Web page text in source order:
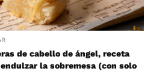
de cabello de ángel, receta
la sobremesa (con solo